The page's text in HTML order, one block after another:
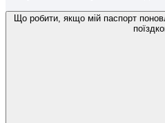
Що робити, якщо мій паспорт